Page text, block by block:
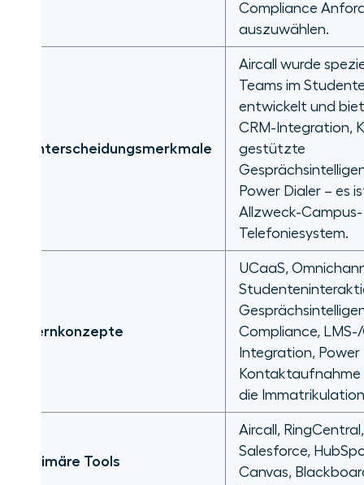
Auswahl der richtigen Plattform
für die Anforderungen Ihrer
Compliance
auszuwählen.
Unterscheidungsmerkmale
Aircall wurde
Teams im
entwickelt und
CRM-Integration,
gestützte
Power Dialer – es
Allzweck-Campus-
Telefoniesystem.
Kernkonzepte
UCaaS,
Compliance,
Integration, Power
Kontaktaufnahme
die Immatrikulation
Primäre Tools
Aircall, RingCentral,
Salesforce,
Canvas,